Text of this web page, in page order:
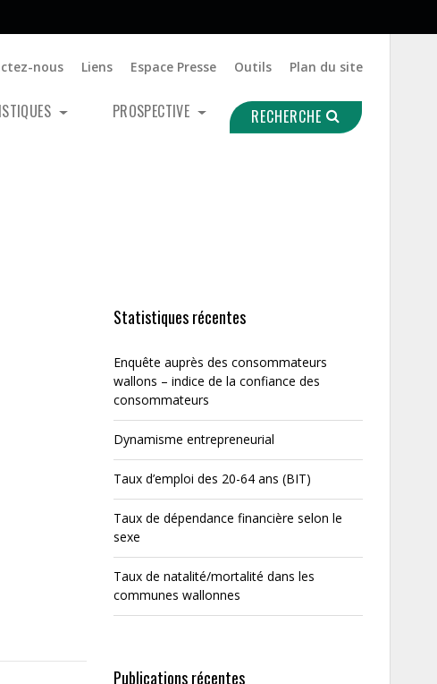
nous Liens Espace Presse Outils Plan du site
PROSPECTIVE RECHERCHE
Statistiques récentes
Enquête auprès des consommateurs
wallons – indice de la confiance des
consommateurs
Dynamisme entrepreneurial
Taux d’emploi des 20-64 ans (BIT)
Taux de dépendance financière selon le
sexe
Taux de natalité/mortalité dans les
communes wallonnes
Publications récentes